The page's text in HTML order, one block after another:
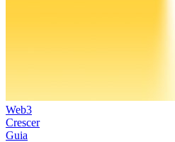
Web3
Crescer
Guia